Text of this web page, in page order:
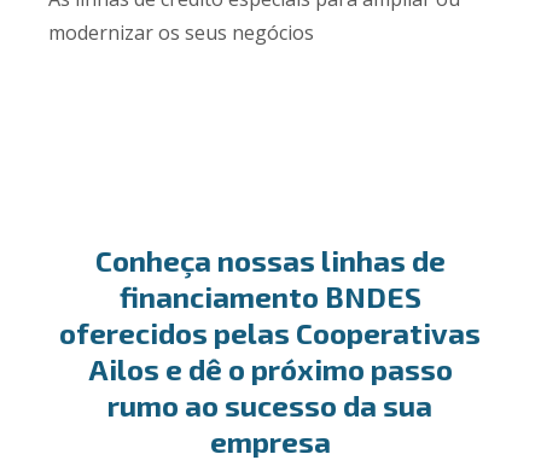
modernizar os seus negócios
Conheça nossas linhas de
financiamento BNDES
oferecidos pelas Cooperativas
Ailos e dê o próximo passo
rumo ao sucesso da sua
empresa